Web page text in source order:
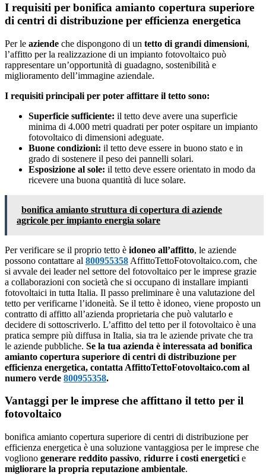
I requisiti per bonifica amianto copertura superiore
di centri di distribuzione per efficienza energetica
Per le aziende che dispongono di un tetto di grandi dimensioni,
l’affitto per la realizzazione di un impianto fotovoltaico può
rappresentare un’opportunità di guadagno, sostenibilità e
miglioramento dell’immagine aziendale.
I requisiti principali per poter affittare il tetto sono:
Superficie sufficiente: il tetto deve avere una superficie
minima di 4.000 metri quadrati per poter ospitare un impianto
fotovoltaico di dimensioni adeguate.
Buone condizioni: il tetto deve essere in buono stato e in
grado di sostenere il peso dei pannelli solari.
Esposizione al sole: il tetto deve essere orientato in modo da
ricevere una buona quantità di luce solare.
bonifica amianto struttura di copertura di aziende
agricole per impianto energia solare
Per verificare se il proprio tetto è idoneo all’affitto, le aziende
possono contattare al 800955358 AffittoTettoFotovoltaico.com, che
si avvale dei leader nel settore del fotovoltaico per le imprese grazie
a collaborazioni con società che si occupano di installare impianti
fotovoltaici in tutta Italia. Il passo preliminare è una valutazione del
tetto per verificarne l’idoneità. Se il tetto è idoneo, viene proposto un
contratto di affitto all’azienda proprietaria che può valutarlo e
decidere di sottoscriverlo. L’affitto del tetto per il fotovoltaico è una
pratica sempre più diffusa in Italia, sia tra le aziende private che tra
le aziende pubbliche. Se la tua azienda è interessata ad bonifica
amianto copertura superiore di centri di distribuzione per
efficienza energetica, contatta AffittoTettoFotovoltaico.com al
numero verde 800955358.
Vantaggi per le imprese che affittano il tetto per il
fotovoltaico
bonifica amianto copertura superiore di centri di distribuzione per
efficienza energetica è una soluzione vantaggiosa per le imprese che
vogliono generare reddito passivo, ridurre i costi energetici e
migliorare la propria reputazione ambientale.